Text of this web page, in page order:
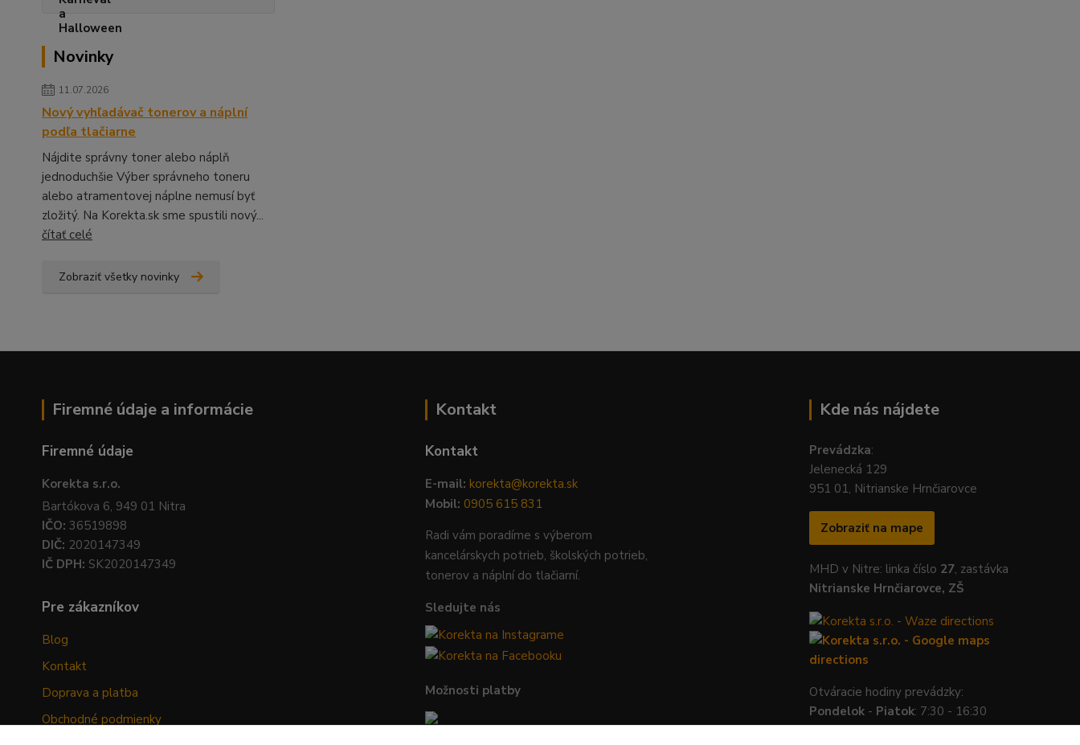
Novinky
11.07.2026
Nový vyhľadávač tonerov a náplní
podľa tlačiarne
Nájdite správny toner alebo náplň
jednoduchšie Výber správneho toneru
alebo atramentovej náplne nemusí byť
zložitý. Na Korekta.sk sme spustili nový...
čítať celé
Zobraziť všetky novinky
Firemné údaje a informácie
Firemné údaje
Korekta s.r.o.
Bartókova 6, 949 01 Nitra
IČO: 36519898
DIČ: 2020147349
IČ DPH: SK2020147349
Pre zákazníkov
Blog
Kontakt
Doprava a platba
Obchodné podmienky
Kontakt
Kontakt
E-mail: korekta@korekta.sk
Mobil: 0905 615 831
Radi vám poradíme s výberom
kancelárskych potrieb, školských potrieb,
tonerov a náplní do tlačiarní.
Sledujte nás
Možnosti platby
Kde nás nájdete
Prevádzka:
Jelenecká 129
951 01, Nitrianske Hrnčiarovce
Zobraziť na mape
MHD v Nitre: linka číslo 27, zastávka
Nitrianske Hrnčiarovce, ZŠ
Otváracie hodiny prevádzky:
Pondelok - Piatok: 7:30 - 16:30